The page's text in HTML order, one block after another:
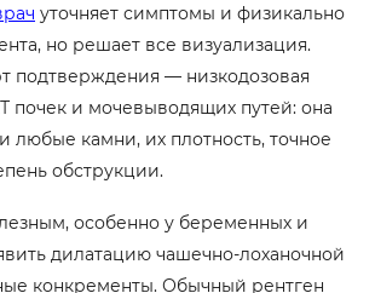
уточняет симптомы и физикально
но решает все визуализация.
подтверждения — низкодозовая
почек и мочевыводящих путей: она
любые камни, их плотность, точное
обструкции.
особенно у беременных и
дилатацию чашечно-лоханочной
конкременты. Обычный рентген